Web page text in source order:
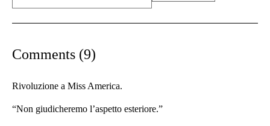
Comments (9)
Rivoluzione a Miss America.
“Non giudicheremo l’aspetto esteriore.”